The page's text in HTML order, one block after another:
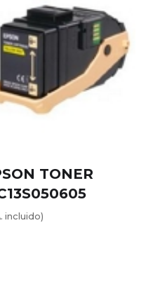
TONER
incluido)